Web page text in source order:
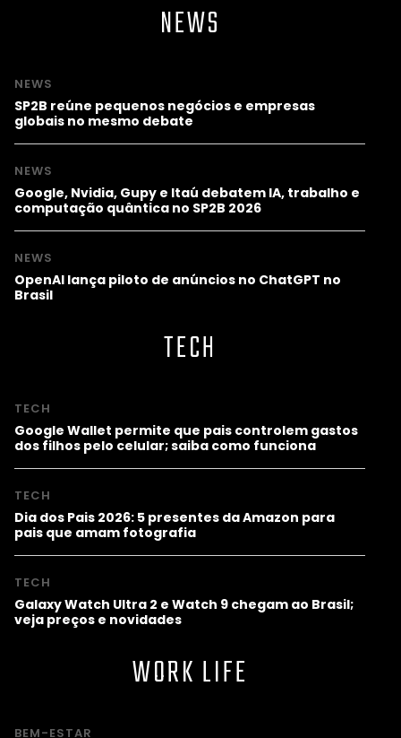
NEWS
NEWS
SP2B reúne pequenos negócios e empresas
globais no mesmo debate
NEWS
Google, Nvidia, Gupy e Itaú debatem IA, trabalho e
computação quântica no SP2B 2026
NEWS
OpenAI lança piloto de anúncios no ChatGPT no
Brasil
TECH
TECH
Google Wallet permite que pais controlem gastos
dos filhos pelo celular; saiba como funciona
TECH
Dia dos Pais 2026: 5 presentes da Amazon para
pais que amam fotografia
TECH
Galaxy Watch Ultra 2 e Watch 9 chegam ao Brasil;
veja preços e novidades
WORK LIFE
BEM-ESTAR